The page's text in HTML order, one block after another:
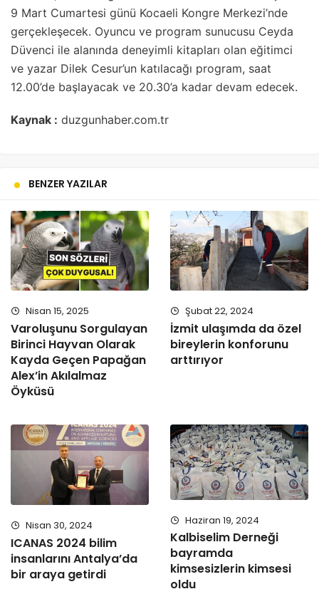
9 Mart Cumartesi günü Kocaeli Kongre Merkezi’nde
gerçekleşecek. Oyuncu ve program sunucusu Ceyda
Düvenci ile alanında deneyimli kitapları olan eğitimci
ve yazar Dilek Cesur’un katılacağı program, saat
12.00’de başlayacak ve 20.30’a kadar devam edecek.
Kaynak : duzgunhaber.com.tr
BENZER YAZILAR
Nisan 15, 2025
Varoluşunu Sorgulayan
Birinci Hayvan Olarak
Kayda Geçen Papağan
Alex’in Akılalmaz
Öyküsü
Şubat 22, 2024
İzmit ulaşımda da özel
bireylerin konforunu
arttırıyor
Nisan 30, 2024
ICANAS 2024 bilim
insanlarını Antalya’da
bir araya getirdi
Haziran 19, 2024
Kalbiselim Derneği
bayramda
kimsesizlerin kimsesi
oldu